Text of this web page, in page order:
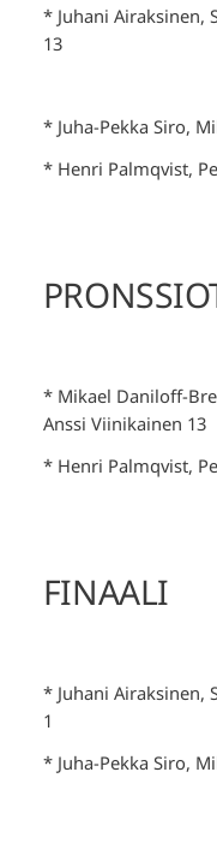
* Juhani Airaksinen,
13
* Juha-Pekka Siro,
* Henri Palmqvist,
* Mikael Daniloff-
Anssi Viinikainen 13
* Henri Palmqvist,
FINAALI
* Juhani Airaksinen,
1
* Juha-Pekka Siro,